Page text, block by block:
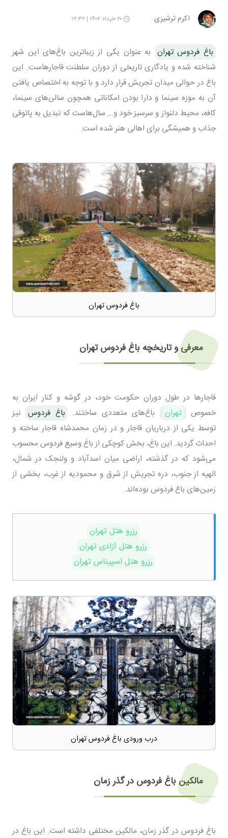
اکرم ترشیزی ۲۰ خرداد ۱۴۰۲ | ۱۲:۳۲
باغ فردوس تهران به عنوان یکی از زیبا‌ترین باغ‌های این شهر
شناخته شده و یادگاری تاریخی از دوران سلطنت قاجار‌هاست. این
باغ در حوالی میدان تجریش قرار دارد و با توجه به اختصاص یافتن
آن به موزه سینما و دارا بودن امکاناتی همچون سالن‌های سینما،
کافه، محیط دلنواز و سرسبز خود و... سال‌هاست که تبدیل به پاتوقی
جذاب و همیشگی برای اهالی هنر شده است.
باغ فردوس تهران
معرفی و تاریخچه باغ فردوس تهران
قاجار‌ها در طول دوران حکومت خود، در گوشه و کنار ایران به
خصوص
تهران باغ‌های متعددی ساختند. باغ فردوس نیز
توسط یکی از درباریان قاجار و در زمان محمدشاه قاجار ساخته و
احداث گردید. این باغ، بخش کوچکی از باغ وسیع فردوس محسوب
می‌شود که در گذشته، اراضی میان اسدآباد و ولنجک در شمال،
الهیه از جنوب، دره تجریش از شرق و محمودیه از غرب، بخشی از
زمین‌های باغ فردوس بوده‌اند.
رزرو هتل تهران
رزرو هتل آزادی تهران
رزرو هتل اسپیناس تهران
درب ورودی باغ فردوس تهران
مالکین باغ فردوس در گذر زمان
باغ فردوس در گذر زمان، مالکین مختلفی داشته است. این باغ در